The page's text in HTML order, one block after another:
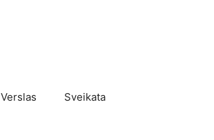
Verslas Sveikata